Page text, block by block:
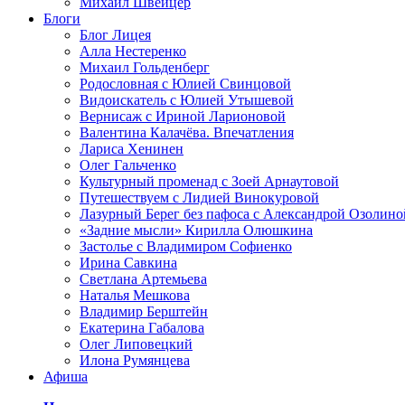
Блоги
Блог Лицея
Алла Нестеренко
Михаил Гольденберг
Родословная с Юлией Свинцовой
Видоискатель с Юлией Утышевой
Вернисаж с Ириной Ларионовой
Валентина Калачёва. Впечатления
Лариса Хенинен
Олег Гальченко
Культурный променад с Зоей Арнаутовой
Путешествуем с Лидией Винокуровой
Лазурный Берег без пафоса с Александрой
«Задние мысли» Кирилла Олюшкина
Застолье с Владимиром Софиенко
Ирина Савкина
Светлана Артемьева
Наталья Мешкова
Владимир Берштейн
Екатерина Габалова
Олег Липовецкий
Илона Румянцева
Афиша